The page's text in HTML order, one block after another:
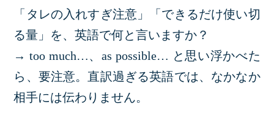
「タレの入れすぎ注意」「できるだけ使い切
る量」を、英語で何と言いますか？
→ too much…、as possible… と思い浮かべた
ら、要注意。直訳過ぎる英語では、なかなか
相手には伝わりません。